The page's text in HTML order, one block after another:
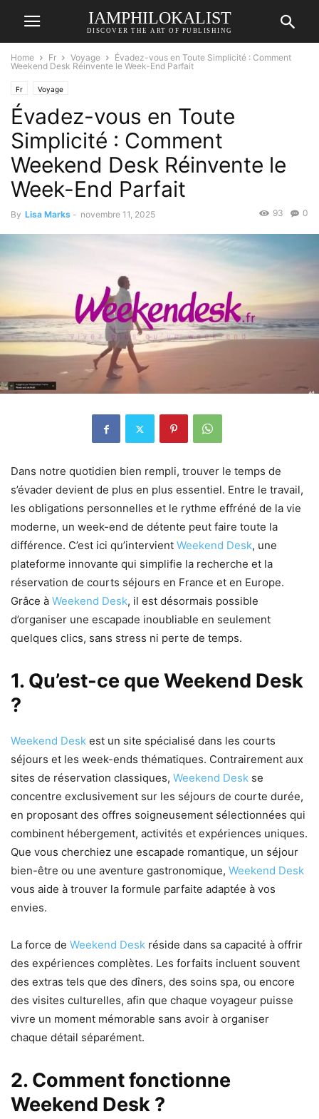
IAMPHILOKALIST
DISCOVER THE ART OF PUBLISHING
Home Fr Voyage
Évadez-vous en Toute Simplicité : Comment
Weekend Desk Réinvente le Week-End Parfait
Fr Voyage
Évadez-vous en Toute
Simplicité : Comment
Weekend Desk Réinvente le
Week-End Parfait
By Lisa Marks - novembre 11, 2025 0
93
Dans notre quotidien bien rempli, trouver le temps de
s’évader devient de plus en plus essentiel. Entre le travail,
les obligations personnelles et le rythme effréné de la vie
moderne, un week-end de détente peut faire toute la
différence. C’est ici qu’intervient Weekend Desk, une
plateforme innovante qui simplifie la recherche et la
réservation de courts séjours en France et en Europe.
Grâce à Weekend Desk, il est désormais possible
d’organiser une escapade inoubliable en seulement
quelques clics, sans stress ni perte de temps.
1. Qu’est-ce que Weekend Desk
?
Weekend Desk est un site spécialisé dans les courts
séjours et les week-ends thématiques. Contrairement aux
sites de réservation classiques, Weekend Desk se
concentre exclusivement sur les séjours de courte durée,
en proposant des offres soigneusement sélectionnées qui
combinent hébergement, activités et expériences uniques.
Que vous cherchiez une escapade romantique, un séjour
bien-être ou une aventure gastronomique, Weekend Desk
vous aide à trouver la formule parfaite adaptée à vos
envies.
La force de Weekend Desk réside dans sa capacité à offrir
des expériences complètes. Les forfaits incluent souvent
des extras tels que des dîners, des soins spa, ou encore
des visites culturelles, afin que chaque voyageur puisse
vivre un moment mémorable sans avoir à organiser
chaque détail séparément.
2. Comment fonctionne
Weekend Desk ?